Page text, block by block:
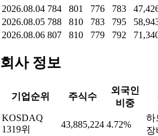
2026.08.04 784 801 776 783
2026.08.05 788 810 783 795
2026.08.06 807 810 779 792
회사 정보
기업순위 주식수
외국인
비중
KOSDAQ
1319위
43,885,224 4.72%
하
장